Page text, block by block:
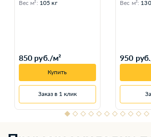
Вес м²: 105 кг
850 руб./м²
Купить
Заказ в 1 клик
Вес м²:
950